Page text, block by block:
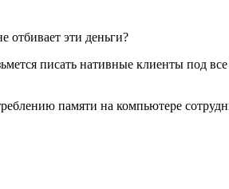
отбивает эти деньги?
писать нативные клиенты под
памяти на компьютере